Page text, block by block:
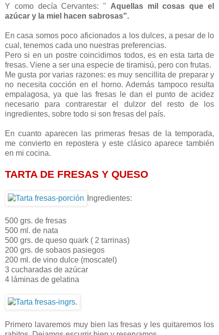
Y como decía Cervantes: " Aquellas mil cosas que el
azúcar y la miel hacen sabrosas".
En casa somos poco aficionados a los dulces, a pesar de lo
cual, tenemos cada uno nuestras preferencias.
Pero si en un postre coincidimos todos, es en esta tarta de
fresas. Viene a ser una especie de tiramisú, pero con frutas.
Me gusta por varias razones: es muy sencillita de preparar y
no necesita cocción en el horno. Además tampoco resulta
empalagosa, ya que las fresas le dan el punto de acidez
necesario para contrarestar el dulzor del resto de los
ingredientes, sobre todo si son fresas del país.
En cuanto aparecen las primeras fresas de la temporada,
me convierto en repostera y este clásico aparece también
en mi cocina.
TARTA DE FRESAS Y QUESO
Ingredientes:
500 grs. de fresas
500 ml. de nata
500 grs. de queso quark ( 2 tarrinas)
200 grs. de sobaos pasiegos
200 ml. de vino dulce (moscatel)
3 cucharadas de azúcar
4 láminas de gelatina
Primero lavaremos muy bien las fresas y les quitaremos los